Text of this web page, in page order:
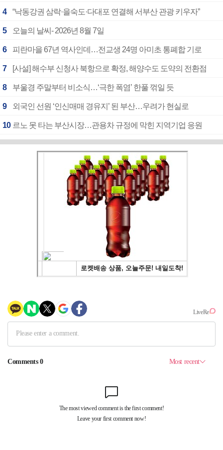
4 “낙동강권 삼락·을숙도·다대포 연결해 서부산 관광 키우자”
5 오늘의 날씨- 2026년 8월 7일
6 피란마을 67년 역사인데…전교생 24명 아미초 통폐합 기로
7 [사설] 해수부 신청사 북항으로 확정, 해양수도 도약의 전환점
8 부울경 주말부터 비소식…‘극한 폭염’ 한풀 꺾일 듯
9 외국인 선원 ‘인신매매 경유지’ 된 부산…우려가 현실로
10 르노 못 타는 부산시장…관용차 규정에 막힌 지역기업 응원